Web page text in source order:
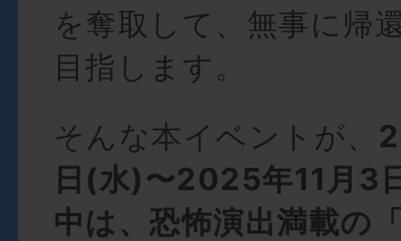
を奪取して、無事に帰
目指します。
そんな本イベントが、
日(水)〜2025年11月3
中は、恐怖演出満載の